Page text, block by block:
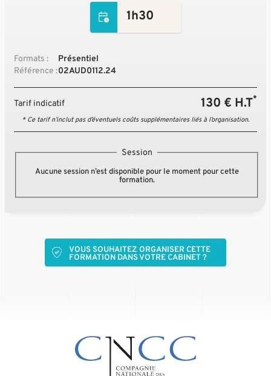
1h30
Formats :
Présentiel
Référence :02AUD0112.24
Tarif indicatif 130 € H.T*
* Ce tarif n’inclut pas d’éventuels coûts supplémentaires liés à l’organisation.
Session
Aucune session n’est disponible pour le moment pour cette
formation.
VOUS SOUHAITEZ ORGANISER CETTE
FORMATION DANS VOTRE CABINET ?